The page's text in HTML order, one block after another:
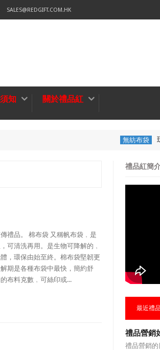
SALES@REDGIFT.COM.HK
知 關於禮品紅
環保袋-Tech Data
禮品。 棉布袋 又稱帆布袋﹐是
可清洗再用。是生物可降解的﹐
，環保由始至終。棉布袋堅韌更
期是各種布袋中最快，簡約舒
布料克數﹐可絲印或...
禮品紅簡
最近禮
禮品營銷
禮品營銷